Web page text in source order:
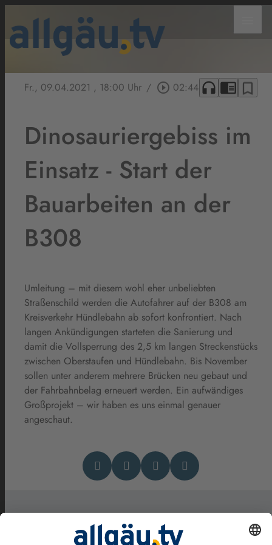
Fr., 09.04.2021 , 18:00 Uhr / play_circle_outline 02:44 headphones chrome_reader_mode bookmark_border
Dinosauriergebiss im
Einsatz - Start der
Bauarbeiten an der
B308
Umleitung – mit diesem wohl eher unbeliebten
Straßenschild werden die Autofahrer auf der B308 am
Kreisverkehr Hündlebahn ab sofort konfrontiert. Nach
langen Ankündigungen starteten die Sanierung und
damit die Vollsperrung des 2,5 km langen Streckenstücks
zwischen Oberstaufen und Hündlebahn. Bis November
sollen unter anderem mehrere Brücken neu gebaut und
der Fahrbahnbelag erneuert werden. Ein aufwändiges
Großprojekt – wir haben es uns einmal genauer
angeschaut.
Das könnte Dich auch